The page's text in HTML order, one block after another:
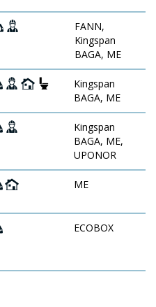
FANN,
Kingspan
BAGA, ME
Kingspan
BAGA, ME
Kingspan
BAGA, ME,
UPONOR
ME
ECOBOX